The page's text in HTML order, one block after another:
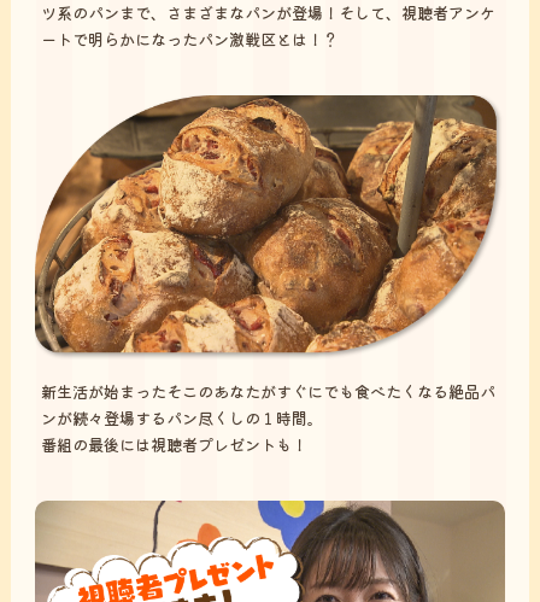
ツ系のパンまで、さまざまなパンが登場！そして、視聴者アンケ
ートで明らかになったパン激戦区とは！？
新生活が始まったそこのあなたがすぐにでも食べたくなる絶品パ
ンが続々登場するパン尽くしの１時間。
番組の最後には視聴者プレゼントも！